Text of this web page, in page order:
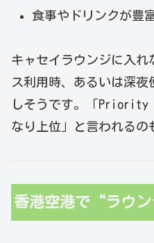
食事やドリンクが豊
キャセイラウンジに入れ
ス利用時、あるいは深
しそうです。「Priority
なり上位」と言われるの
香港空港で“ラウ